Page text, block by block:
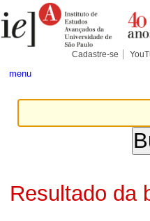
para
conteúdo.
Pessoais
Cadastre-se
menu
Resultado da